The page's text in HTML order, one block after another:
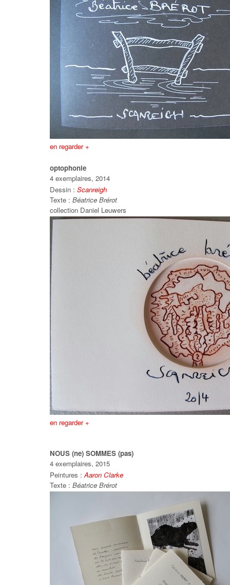
en regarder +
optophonie
4 exemplaires, 2014
Dessin : Scanreigh
Texte : Béatrice Brérot
collection Daniel Leuwers
en regarder +
NOUS (ne) SOMMES (pas)
4 exemplaires, 2015
Peintures :Aaron Clarke
Texte : Béatrice Brérot